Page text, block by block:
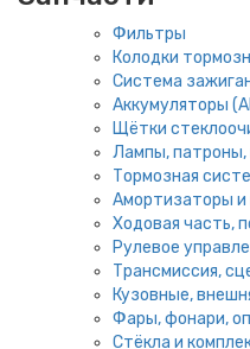
Фильтры
Колодки
Система
Аккумуляторы
Щётки
Лампы, патроны,
Тормозная
Амортизаторы и
Ходовая часть,
Рулевое
Трансмиссия,
Кузовные,
Фары, фонари,
Стёкла и